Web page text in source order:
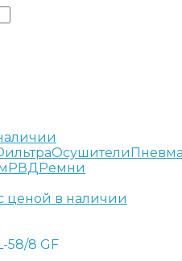
Осушители
РВДРемни
ценой в наличии
58/8 GF